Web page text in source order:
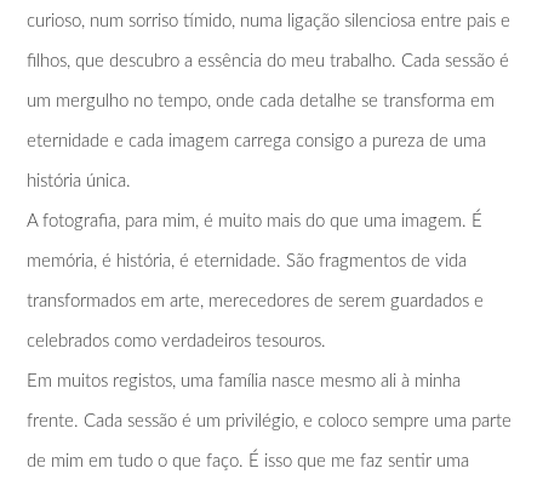
curioso, num sorriso tímido, numa ligação silenciosa entre pais e
filhos, que descubro a essência do meu trabalho. Cada sessão é
um mergulho no tempo, onde cada detalhe se transforma em
eternidade e cada imagem carrega consigo a pureza de uma
história única.
A fotografia, para mim, é muito mais do que uma imagem. É
memória, é história, é eternidade. São fragmentos de vida
transformados em arte, merecedores de serem guardados e
celebrados como verdadeiros tesouros.
Em muitos registos, uma família nasce mesmo ali à minha
frente. Cada sessão é um privilégio, e coloco sempre uma parte
de mim em tudo o que faço. É isso que me faz sentir uma